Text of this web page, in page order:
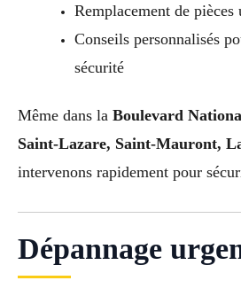
Remplacement de pièces
Conseils personnalisés
sécurité
Même dans la Boulevard
Saint-Lazare, Saint-Mauront,
intervenons rapidement pour
Dépannage